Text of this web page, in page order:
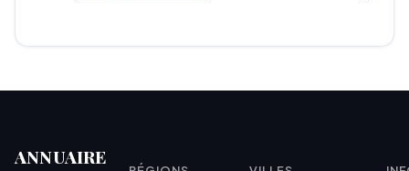
ANNUAIRE